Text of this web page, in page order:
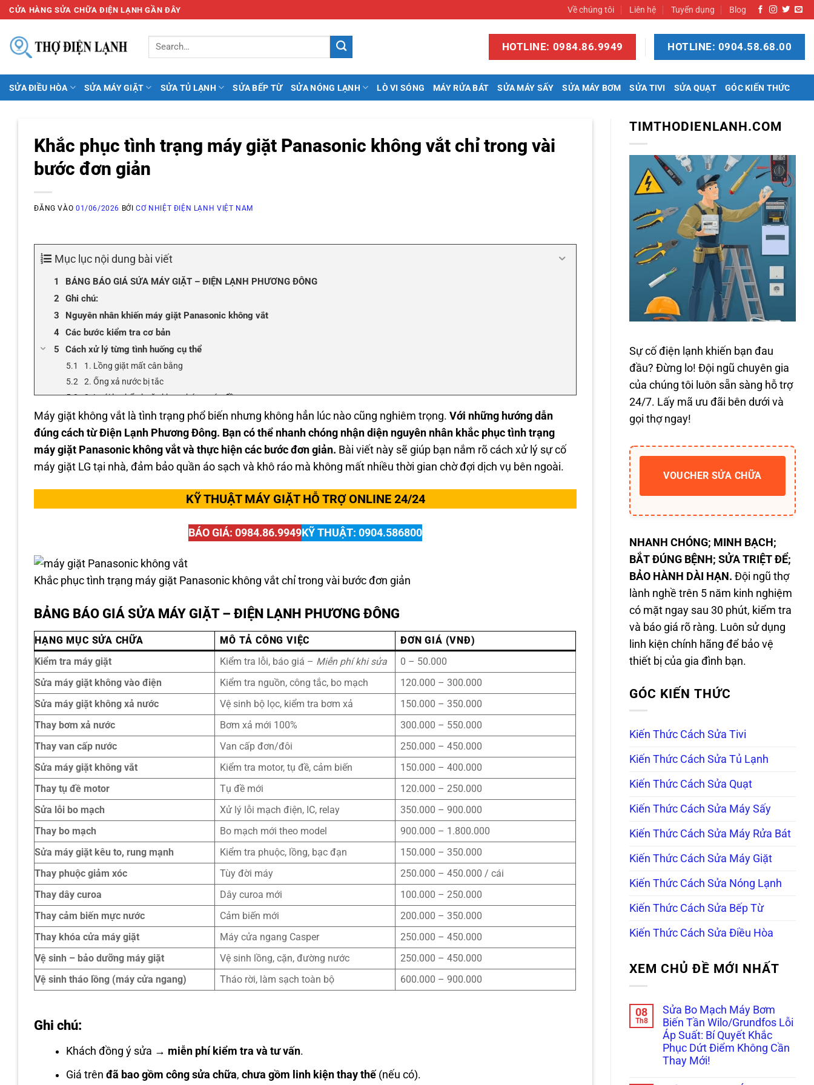
Bỏ
nội
dung
CỬA HÀNG SỬA CHỮA ĐIỆN LẠNH GẦN ĐÂY Về chúng tôi Liên hệ Tuyển dụng Blog
HOTLINE: 0984.86.9949 HOTLINE: 0904.58.68.00
SỬA ĐIỀU HÒA SỬA MÁY GIẶT SỬA TỦ LẠNH SỬA BẾP TỪ SỬA NÓNG LẠNH LÒ VI SÓNG MÁY RỬA BÁT SỬA MÁY SẤY SỬA MÁY BƠM SỬA TIVI SỬA QUẠT GÓC KIẾN THỨC
Khắc phục tình trạng máy giặt Panasonic không vắt chỉ trong vài
bước đơn giản
ĐĂNG VÀO 01/06/2026 BỞICƠ NHIỆT ĐIỆN LẠNH VIỆT NAM
Mục lục nội dung bài viết
BẢNG BÁO GIÁ SỬA MÁY GIẶT – ĐIỆN LẠNH PHƯƠNG ĐÔNG
Ghi chú:
Nguyên nhân khiến máy giặt Panasonic không vắt
Các bước kiểm tra cơ bản
Cách xử lý từng tình huống cụ thể
1. Lồng giặt mất cân bằng
2. Ống xả nước bị tắc
3. Lưới lọc bẩn hoặc khay chứa nước đầy
4. Dây curoa trùng hoặc hư hỏng
5. Mô tơ hoặc bảng điều khiển gặp sự cố
Lời khuyên để máy giặt luôn vắt tốt
Điện Lạnh Phương Đông dịch vụ thay lắp sửa Máy Giặt uy tín giá rẻ nhất 24/7
🚨 Máy Giặt Hỏng? Khắc Phục Nhanh Chóng Cùng Chuyên Gia!
Máy giặt không vắt là tình trạng phổ biến nhưng không hẳn lúc nào cũng nghiêm trọng.Với những hướng dẫn
đúng cách từ Điện Lạnh Phương Đông. Bạn có thể nhanh chóng nhận diện nguyên nhân khắc phục tình trạng
máy giặt Panasonic không vắt và thực hiện các bước đơn giản. Bài viết này sẽ giúp bạn nắm rõ cách xử lý sự cố
máy giặt LG tại nhà, đảm bảo quần áo sạch và khô ráo mà không mất nhiều thời gian chờ đợi dịch vụ bên ngoài.
KỸ THUẬT MÁY GIẶT HỖ TRỢ ONLINE 24/24
BÁO GIÁ: 0984.86.9949KỸ THUẬT: 0904.586800
Khắc phục tình trạng máy giặt Panasonic không vắt chỉ trong vài bước đơn giản
BẢNG BÁO GIÁ SỬA MÁY GIẶT – ĐIỆN LẠNH PHƯƠNG ĐÔNG
HẠNG MỤC SỬA CHỮA MÔ TẢ CÔNG VIỆC
ĐƠN GIÁ (VNĐ)
Kiểm tra máy giặt
Kiểm tra lỗi, báo giá – Miễn phí khi sửa
0 – 50.000
Sửa máy giặt không vào điện
Kiểm tra nguồn, công tắc, bo mạch
120.000 – 300.000
Sửa máy giặt không xả nước
Vệ sinh bộ lọc, kiểm tra bơm xả
150.000 – 350.000
Thay bơm xả nước
Bơm xả mới 100%
300.000 – 550.000
Thay van cấp nước
Van cấp đơn/đôi
250.000 – 450.000
Sửa máy giặt không vắt
Kiểm tra motor, tụ đề, cảm biến
150.000 – 400.000
Thay tụ đề motor
Tụ đề mới
120.000 – 250.000
Sửa lỗi bo mạch
Xử lý lỗi mạch điện, IC, relay
350.000 – 900.000
Thay bo mạch
Bo mạch mới theo model
900.000 – 1.800.000
Sửa máy giặt kêu to, rung mạnh
Kiểm tra phuộc, lồng, bạc đạn
150.000 – 350.000
Thay phuộc giảm xóc
Tùy đời máy
250.000 – 450.000 / cái
Thay dây curoa
Dây curoa mới
100.000 – 250.000
Thay cảm biến mực nước
Cảm biến mới
200.000 – 350.000
Thay khóa cửa máy giặt
Máy cửa ngang Casper
250.000 – 450.000
Vệ sinh – bảo dưỡng máy giặt
Vệ sinh lồng, cặn, đường nước
250.000 – 450.000
Vệ sinh tháo lồng (máy cửa ngang)
Tháo rời, làm sạch toàn bộ 600.000 – 900.000
Ghi chú:
Khách đồng ý sửa → miễn phí kiểm tra và tư vấn.
Giá trênđã bao gồm công sửa chữa,chưa gồm linh kiện thay thế (nếu có).
TIMTHODIENLANH.COM
Sự cố điện lạnh khiến bạn đau
đầu? Đừng lo! Đội ngũ chuyên gia
của chúng tôi luôn sẵn sàng hỗ trợ
24/7. Lấy mã ưu đãi bên dưới và
gọi thợ ngay!
VOUCHER SỬA CHỮA
NHANH CHÓNG; MINH BẠCH;
BẮT ĐÚNG BỆNH; SỬA TRIỆT ĐỂ;
BẢO HÀNH DÀI HẠN. Đội ngũ thợ
lành nghề trên 5 năm kinh nghiệm
có mặt ngay sau 30 phút, kiểm tra
và báo giá rõ ràng. Luôn sử dụng
linh kiện chính hãng để bảo vệ
thiết bị của gia đình bạn.
GÓC KIẾN THỨC
Kiến Thức Cách Sửa Tivi
Kiến Thức Cách Sửa Tủ Lạnh
Kiến Thức Cách Sửa Quạt
Kiến Thức Cách Sửa Máy Sấy
Kiến Thức Cách Sửa Máy Rửa Bát
Kiến Thức Cách Sửa Máy Giặt
Kiến Thức Cách Sửa Nóng Lạnh
Kiến Thức Cách Sửa Bếp Từ
Kiến Thức Cách Sửa Điều Hòa
XEM CHỦ ĐỀ MỚI NHẤT
08
Th8
Sửa Bo Mạch Máy Bơm
Biến Tần Wilo/Grundfos Lỗi
Áp Suất: Bí Quyết Khắc
Phục Dứt Điểm Không Cần
Thay Mới!